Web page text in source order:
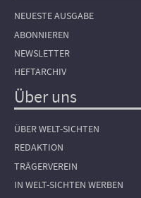
NEUESTE AUSGABE
ABONNIEREN
NEWSLETTER
HEFTARCHIV
Über uns
ÜBER WELT-SICHTEN
REDAKTION
TRÄGERVEREIN
IN WELT-SICHTEN WERBEN